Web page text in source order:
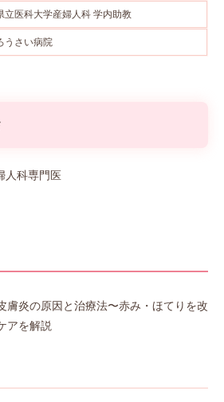
立医科大学産婦人科 学内助教
うさい病院
人科専門医
膚炎の原因と治療法〜赤み・ほてりを改
アを解説